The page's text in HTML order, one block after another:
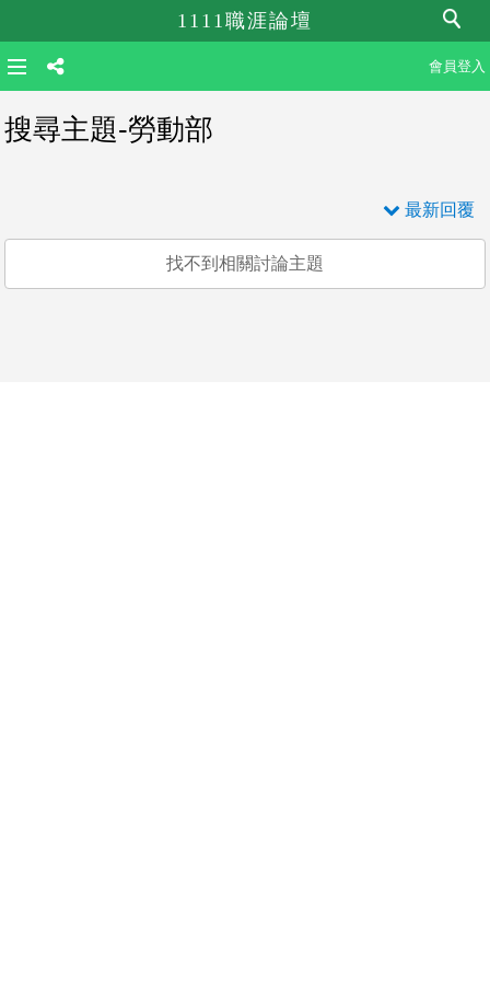
1111職涯論壇
會員登入
搜尋主題-勞動部
最新回覆
找不到相關討論主題